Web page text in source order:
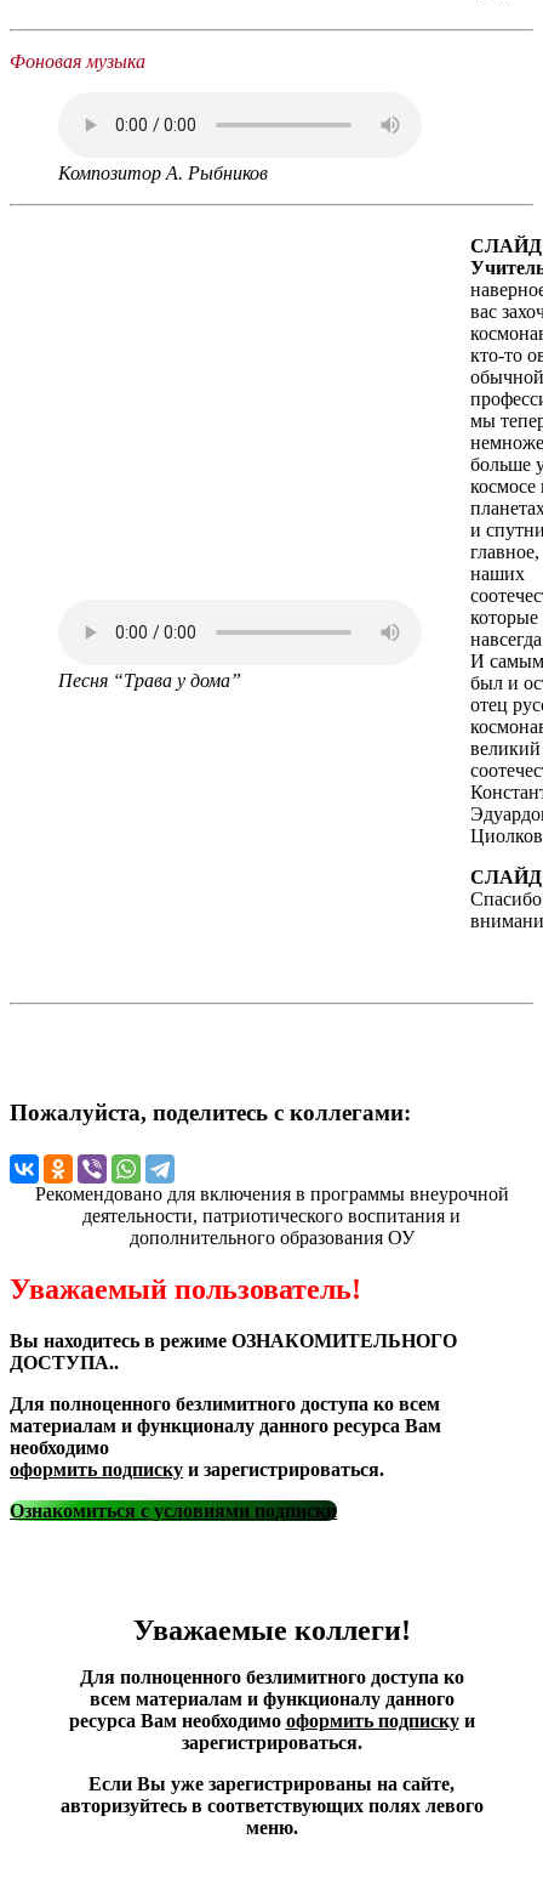
Фоновая музыка
Композитор А. Рыбников
Песня “Трава у дома”
СЛАЙД
вас
кто-то
мы
больше
космосе
и
наших
которые
И
был и
отец
великий
СЛАЙД
Спасибо
Пожалуйста, поделитесь с коллегами:
Рекомендовано для включения в программы внеурочной
деятельности, патриотического воспитания и
дополнительного образования ОУ
Уважаемый пользователь!
Вы находитесь в режиме ОЗНАКОМИТЕЛЬНОГО
ДОСТУПА..
Для полноценного безлимитного доступа ко всем
материалам и функционалу данного ресурса Вам
необходимо
оформить подписку и зарегистрироваться.
Ознакомиться с условиями подписки
Уважаемые коллеги!
Для полноценного безлимитного доступа ко
всем материалам и функционалу данного
ресурса Вам необходимо оформить подпискуи
зарегистрироваться.
Если Вы уже зарегистрированы на сайте,
авторизуйтесь в соответствующих полях левого
меню.